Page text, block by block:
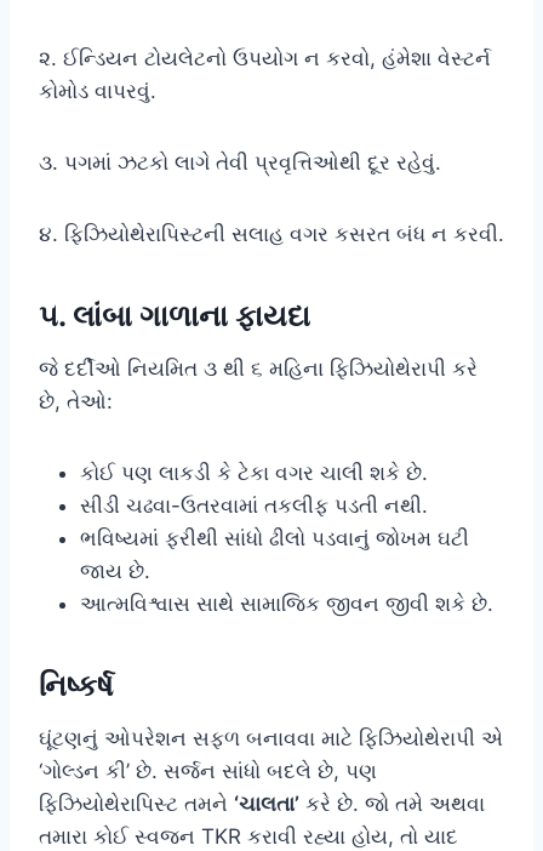
૨. ઈન્ડિયન ટોયલેટનો ઉપયોગ ન કરવો, હંમેશા વેસ્ટર્ન
કોમોડ વાપરવું.
૩. પગમાં ઝટકો લાગે તેવી પ્રવૃત્તિઓથી દૂર રહેવું.
૪. ફિઝિયોથેરાપિસ્ટની સલાહ વગર કસરત બંધ ન કરવી.
૫. લાંબા ગાળાના ફાયદા
જે દર્દીઓ નિયમિત ૩ થી ૬ મહિના ફિઝિયોથેરાપી કરે
છે, તેઓ:
કોઈ પણ લાકડી કે ટેકા વગર ચાલી શકે છે.
સીડી ચઢવા-ઉતરવામાં તકલીફ પડતી નથી.
ભવિષ્યમાં ફરીથી સાંધો ઢીલો પડવાનું જોખમ ઘટી
જાય છે.
આત્મવિશ્વાસ સાથે સામાજિક જીવન જીવી શકે છે.
નિષ્કર્ષ
ઘૂંટણનું ઓપરેશન સફળ બનાવવા માટે ફિઝિયોથેરાપી એ
‘ગોલ્ડન કી’ છે. સર્જન સાંધો બદલે છે, પણ
ફિઝિયોથેરાપિસ્ટ તમને ‘ચાલતા’ કરે છે. જો તમે અથવા
તમારા કોઈ સ્વજન TKR કરાવી રહ્યા હોય, તો યાદ